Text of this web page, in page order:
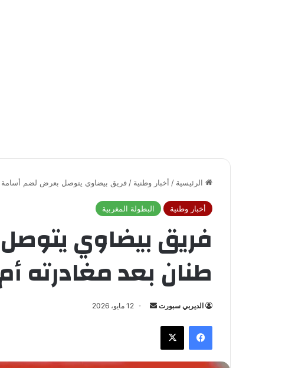
الرئيسية / أخبار وطنية /فريق بيضاوي يتوصل بعرض لضم أسامة
أخبار وطنية البطولة المغربية
فريق بيضاوي
طنان بعد مغادرته
الديربي سبورت
ب
12 مايو، 2026
فيسبوك